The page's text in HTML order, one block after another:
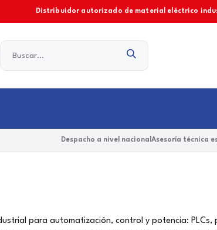
Distribuidor autorizado de material eléctrico
Despacho a nivel nacional Asesoría técnica
para automatización, control y potencia: